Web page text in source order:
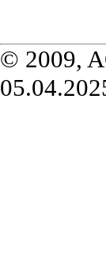
© 2009,